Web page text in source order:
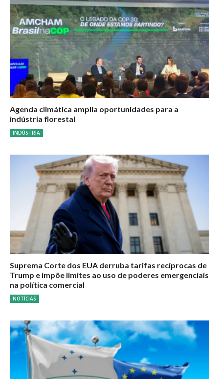
Agenda climática amplia oportunidades para a
indústria florestal
INDÚSTRIA
Suprema Corte dos EUA derruba tarifas recíprocas de
Trump e impõe limites ao uso de poderes emergenciais
na política comercial
NOTÍCIAS